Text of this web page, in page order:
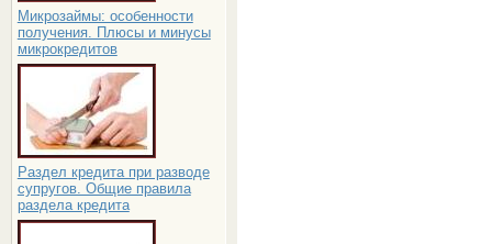
Микрозаймы: особенности
получения. Плюсы и минусы
микрокредитов
Раздел кредита при разводе
супругов. Общие правила
раздела кредита